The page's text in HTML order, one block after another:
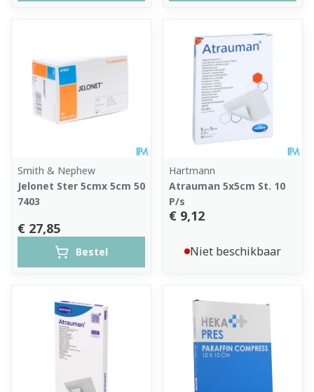
Smith & Nephew
Jelonet Ster 5cmx 5cm 50
7403
€ 27,85
Bestel
Hartmann
Atrauman 5x5cm St. 10
P/s
€ 9,12
Niet beschikbaar